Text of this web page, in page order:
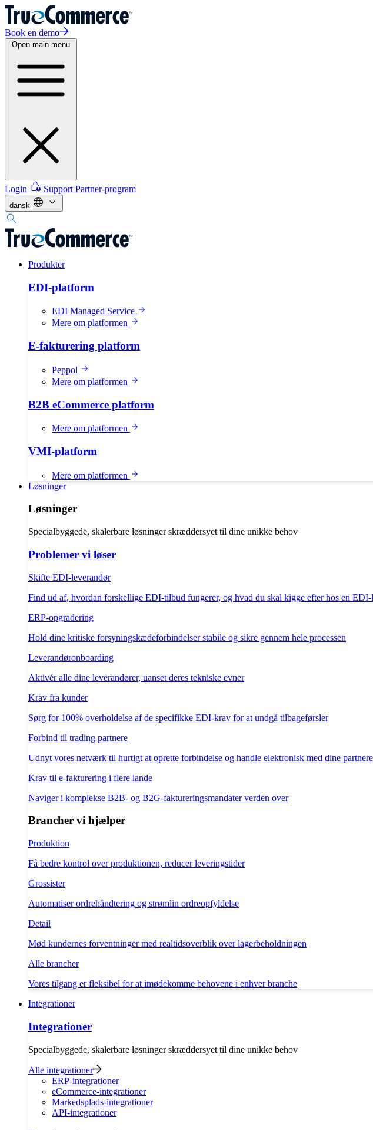
Book en demo
Open main menu
Login Support Partner-program
dansk
Produkter
EDI-platform
EDI Managed Service
Mere om platformen
E-fakturering platform
Peppol
Mere om platformen
B2B eCommerce platform
Mere om platformen
VMI-platform
Mere om platformen
Løsninger
Løsninger
Specialbyggede, skalerbare løsninger skræddersyet til dine unikke behov
Problemer vi løser
Skifte EDI-leverandør
Find ud af, hvordan forskellige EDI-tilbud fungerer, og hvad du skal kigge efter hos en EDI-
ERP-opgradering
Hold dine kritiske forsyningskædeforbindelser stabile og sikre gennem hele processen
Leverandøronboarding
Aktivér alle dine leverandører, uanset deres tekniske evner
Krav fra kunder
Sørg for 100% overholdelse af de specifikke EDI-krav for at undgå tilbageførsler
Forbind til trading partnere
Udnyt vores netværk til hurtigt at oprette forbindelse og handle elektronisk med dine partnere
Krav til e-fakturering i flere lande
Naviger i komplekse B2B- og B2G-faktureringsmandater verden over
Brancher vi hjælper
Produktion
Få bedre kontrol over produktionen, reducer leveringstider
Grossister
Automatiser ordrehåndtering og strømlin ordreopfyldelse
Detail
Mød kundernes forventninger med realtidsoverblik over lagerbeholdningen
Alle brancher
Vores tilgang er fleksibel for at imødekomme behovene i enhver branche
Integrationer
Integrationer
Specialbyggede, skalerbare løsninger skræddersyet til dine unikke behov
Alle integrationer
ERP-integrationer
eCommerce-integrationer
Markedsplads-integrationer
API-integrationer